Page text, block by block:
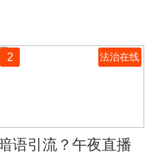
2 法治在线
语引流？午夜直播